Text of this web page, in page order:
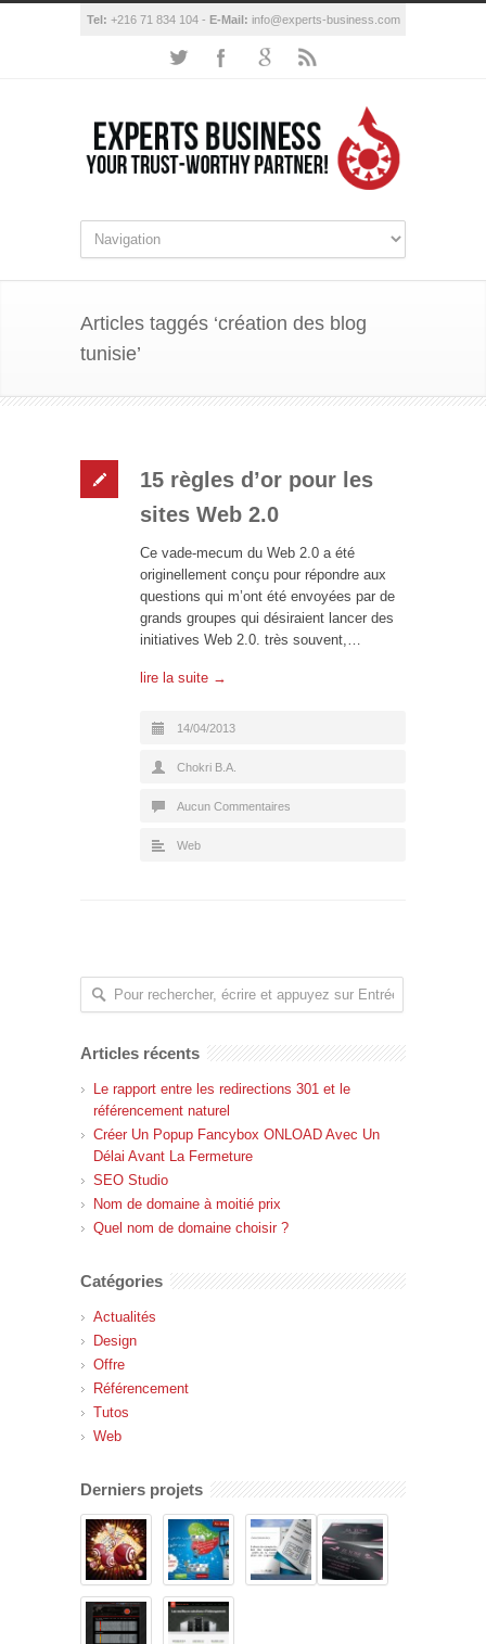
Tel: +216 71 834 104 - E-Mail: info@experts-business.com
Articles taggés ‘création des blog
tunisie’
15 règles d’or pour les
sites Web 2.0
Ce vade-mecum du Web 2.0 a été
originellement conçu pour répondre aux
questions qui m’ont été envoyées par de
grands groupes qui désiraient lancer des
initiatives Web 2.0. très souvent,…
lire la suite →
14/04/2013
Chokri B.A.
Aucun Commentaires
Web
Articles récents
Le rapport entre les redirections 301 et le
référencement naturel
Créer Un Popup Fancybox ONLOAD Avec Un
Délai Avant La Fermeture
SEO Studio
Nom de domaine à moitié prix
Quel nom de domaine choisir ?
Catégories
Actualités
Design
Offre
Référencement
Tutos
Web
Derniers projets